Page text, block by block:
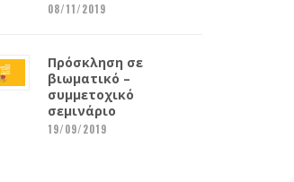
08/11/2019
Πρόσκληση σε
βιωματικό –
συμμετοχικό
σεμινάριο
19/09/2019